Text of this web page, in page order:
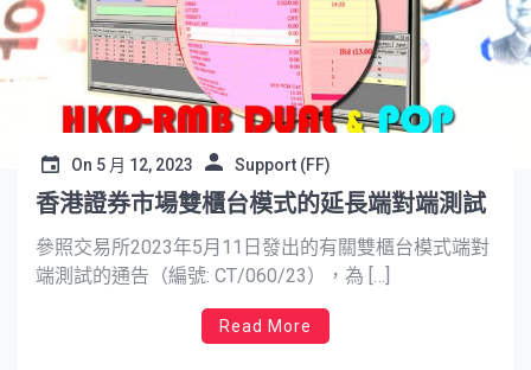
On 5 月 12, 2023 Support (FF)
香港證券市場雙櫃台模式的延長端對端測試
參照交易所2023年5月11日發出的有關雙櫃台模式端對
端測試的通告（編號: CT/060/23），為 […]
Read More